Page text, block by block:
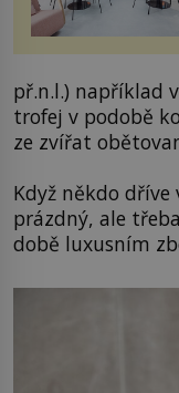
př.n.l.) například
trofej v podobě
ze zvířat
Když někdo
prázdný, ale
době luxusním